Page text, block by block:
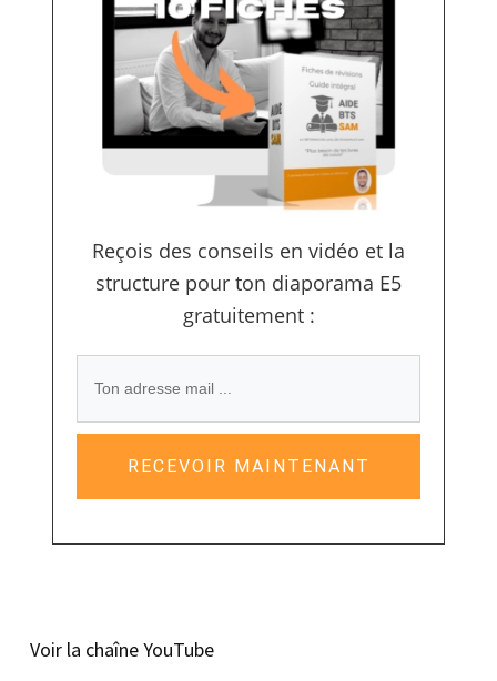
Reçois des conseils en vidéo et la
structure pour ton diaporama E5
gratuitement :
RECEVOIR MAINTENANT
Voir la chaîne YouTube